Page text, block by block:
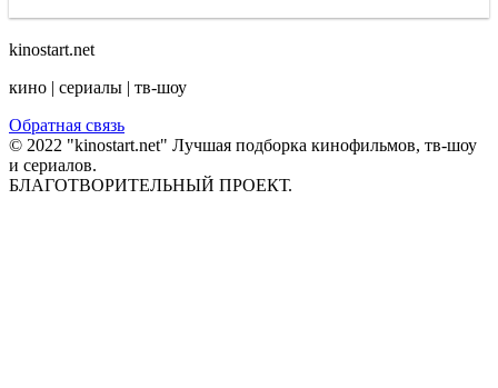
kinostart.net
кино | сериалы | тв-шоу
Обратная связь
© 2022 "kinostart.net" Лучшая подборка кинофильмов, тв-шоу
и сериалов.
БЛАГОТВОРИТЕЛЬНЫЙ ПРОЕКТ.